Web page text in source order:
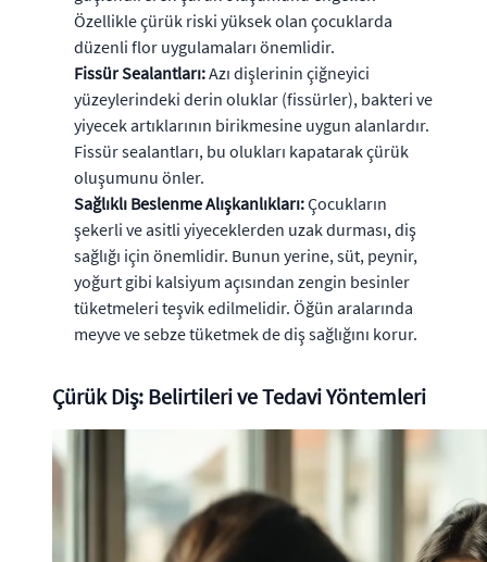
Özellikle çürük riski yüksek olan çocuklarda
düzenli flor uygulamaları önemlidir.
Fissür Sealantları:Azı dişlerinin çiğneyici
yüzeylerindeki derin oluklar (fissürler), bakteri ve
yiyecek artıklarının birikmesine uygun alanlardır.
Fissür sealantları, bu olukları kapatarak çürük
oluşumunu önler.
Sağlıklı Beslenme Alışkanlıkları:Çocukların
şekerli ve asitli yiyeceklerden uzak durması, diş
sağlığı için önemlidir. Bunun yerine, süt, peynir,
yoğurt gibi kalsiyum açısından zengin besinler
tüketmeleri teşvik edilmelidir. Öğün aralarında
meyve ve sebze tüketmek de diş sağlığını korur.
Çürük Diş: Belirtileri ve Tedavi Yöntemleri